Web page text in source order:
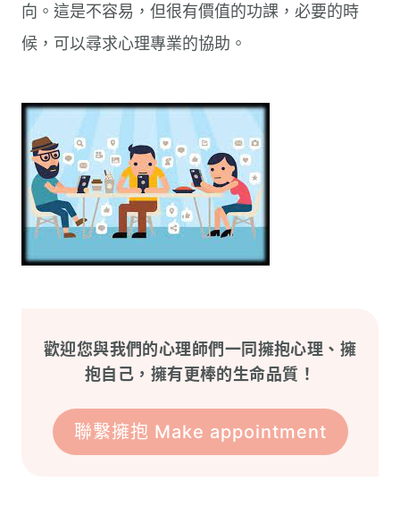
向。這是不容易，但很有價值的功課，必要的時
候，可以尋求心理專業的協助。
歡迎您與我們的心理師們一同擁抱心理、擁
抱自己，擁有更棒的生命品質！
聯繫擁抱 Make appointment